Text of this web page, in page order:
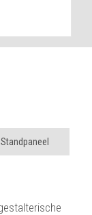
Standpaneel